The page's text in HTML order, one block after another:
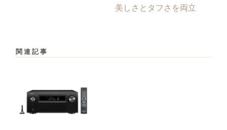
美しさとタフさを両立
関連記事